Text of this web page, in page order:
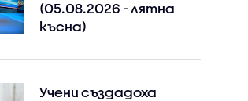
(05.08.2026 - лятна
късна)
Учени създадоха